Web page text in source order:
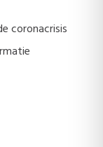
coronacrisis